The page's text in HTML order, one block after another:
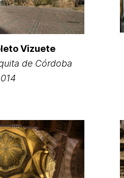
Vizuete
de Córdoba